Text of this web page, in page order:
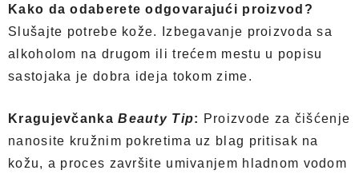
Kako da odaberete odgovarajući proizvod?
Slušajte potrebe kože. Izbegavanje proizvoda sa
alkoholom na drugom ili trećem mestu u popisu
sastojaka je dobra ideja tokom zime.
KragujevčankaBeauty Tip: Proizvode za čišćenje
nanosite kružnim pokretima uz blag pritisak na
kožu, a proces završite umivanjem hladnom vodom